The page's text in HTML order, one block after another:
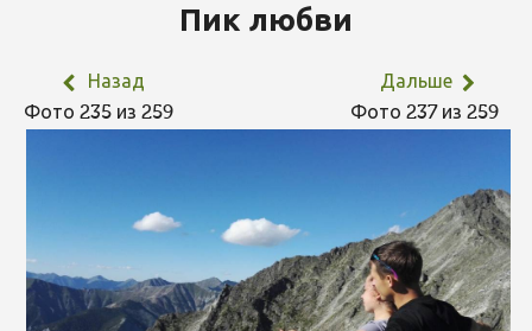
НОВЫЙ ФОТОКОНКУРС
ПРЕДЫДУЩИЕ КОНКУРСЫ
Пик любви
Назад
Фото 235 из 259
Дальше
Фото 237 из 259